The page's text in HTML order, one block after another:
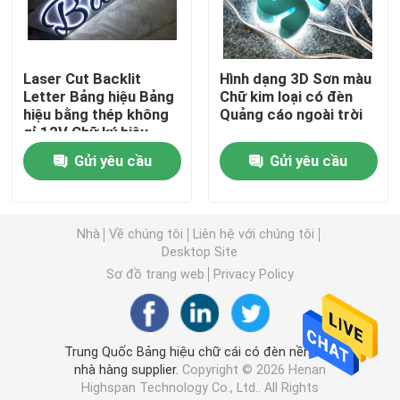
dấu hiệu neon tùy chỉnh
Bảng hiệu đèn neon
Dấu hiệu chữ acrylic
Dấu hiệu mặt tiền cửa hàng
Laser Cut Backlit
Letter Bảng hiệu Bảng
hiệu bằng thép không
gỉ 12V Chữ ký hiệu
bằng thép không gỉ
Gửi yêu cầu
Hình dạng 3D Sơn màu
Chữ kim loại có đèn
Quảng cáo ngoài trời
Gửi yêu cầu
Nhà Về chúng tôi
Liên hệ với chúng tôi
Desktop Site
Sơ đồ trang web
Privacy Policy
Trung Quốc Bảng hiệu chữ cái có đèn nền Led
nhà hàng supplier. Copyright © 2026 Henan
Highspan Technology Co., Ltd.. All Rights